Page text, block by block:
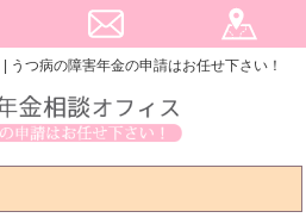
うつ病の障害年金の申請はお任せ下さい！